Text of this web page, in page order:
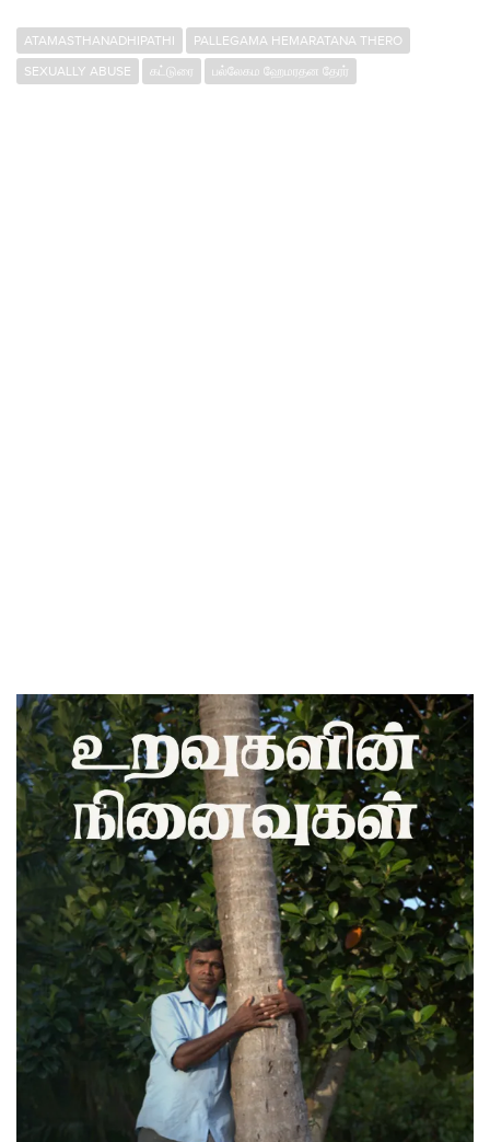
ATAMASTHANADHIPATHI
PALLEGAMA HEMARATANA THERO
SEXUALLY ABUSE
கட்டுரை பல்லேகம ஹேமரதன தேரர்